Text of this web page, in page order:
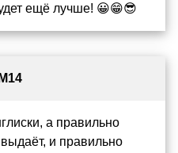
ещё лучше! 😀😁😎
а правильно
и правильно